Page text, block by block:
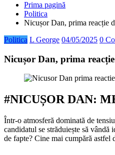
Prima pagină
Politica
Nicușor Dan, prima reacție
Politica L George 04/05/2025 0
Nicușor Dan, prima
#NICUȘOR DAN:
Într-o atmosferă dominată de
candidatul se străduiește să vândă
de fapte? Cine mai cumpără